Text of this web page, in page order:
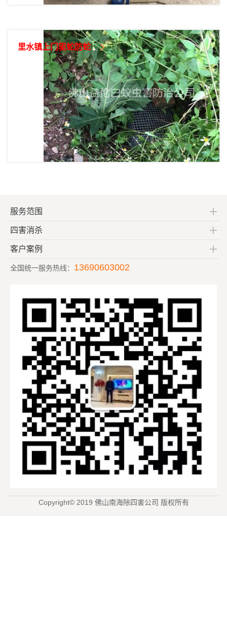
里水镇上门驱蛇防蛇
服务范围
四害消杀
客户案例
全国统一服务热线： 13690603002
Copyright© 2019 佛山南海除四害公司 版权所有